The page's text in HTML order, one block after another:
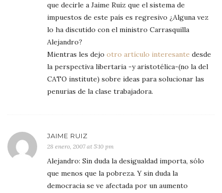
que decirle a Jaime Ruiz que el sistema de
impuestos de este país es regresivo ¿Alguna vez
lo ha discutido con el ministro Carrasquilla
Alejandro?
Mientras les dejo otro artículo interesante desde
la perspectiva libertaria -y aristotélica-(no la del
CATO institute) sobre ideas para solucionar las
penurias de la clase trabajadora.
JAIME RUIZ
28 enero, 2007 at 5:10 pm
Alejandro: Sin duda la desigualdad importa, sólo
que menos que la pobreza. Y sin duda la
democracia se ve afectada por un aumento